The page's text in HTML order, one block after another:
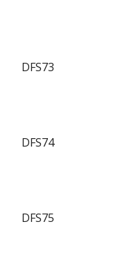
DFS73
DFS74
DFS75